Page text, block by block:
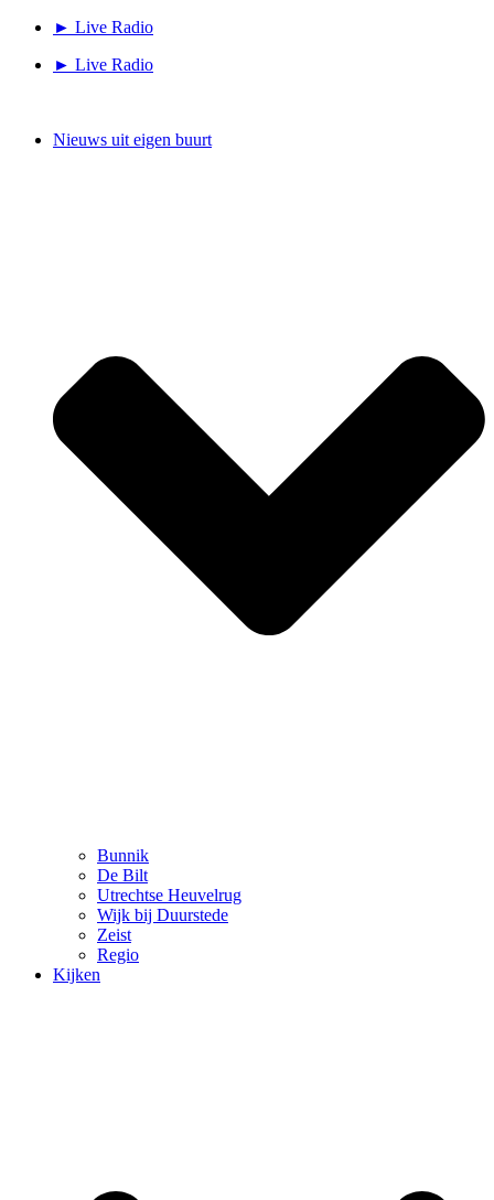
► Live Radio
► Live Radio
Nieuws uit eigen buurt
Bunnik
De Bilt
Utrechtse Heuvelrug
Wijk bij Duurstede
Zeist
Regio
Kijken